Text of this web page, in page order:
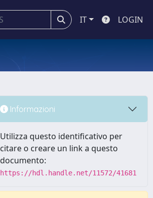
IT LOGIN
Informazioni
Utilizza questo identificativo per
citare o creare un link a questo
documento:
https://hdl.handle.net/11572/41681